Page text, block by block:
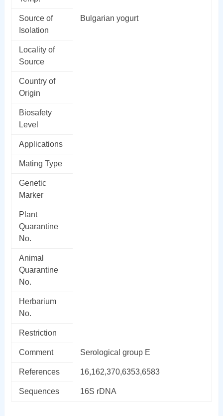
Source of
Isolation
Bulgarian yogurt
Locality of
Source
Country of
Origin
Biosafety
Level
Applications
Mating Type
Genetic
Marker
Plant
Quarantine
No.
Animal
Quarantine
No.
Herbarium
No.
Restriction
Comment Serological group E
References 16,162,370,6353,6583
Sequences 16S rDNA